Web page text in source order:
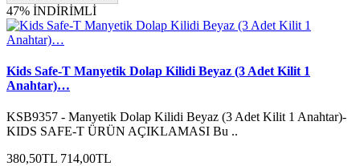
47% İNDİRİMLİ
Kids Safe-T Manyetik Dolap Kilidi Beyaz (3 Adet Kilit 1
Anahtar)…
KSB9357 - Manyetik Dolap Kilidi Beyaz (3 Adet Kilit 1 Anahtar)-
KIDS SAFE-T ÜRÜN AÇIKLAMASI Bu ..
380,50TL 714,00TL